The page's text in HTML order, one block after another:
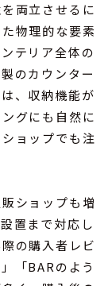
両立させるに
物理的な要素
テリア全体の
のカウンター
、収納機能が
グにも自然に
ョップでも注
ショップも増
置まで対応し
の購入者レビ
「BARのよう